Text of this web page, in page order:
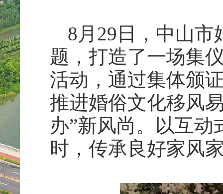
8月29日，中山市
题，打造了一场集
活动，通过集体颁
推进婚俗文化移风
办”新风尚。以互
时，传承良好家风